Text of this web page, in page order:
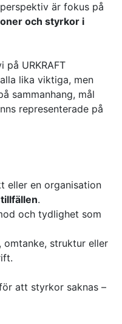
är fokus på
och styrkor i
på URKRAFT
lika viktiga, men
sammanhang, mål
representerade på
eller en organisation
.
och tydlighet som
omtanke, struktur eller
att styrkor saknas –